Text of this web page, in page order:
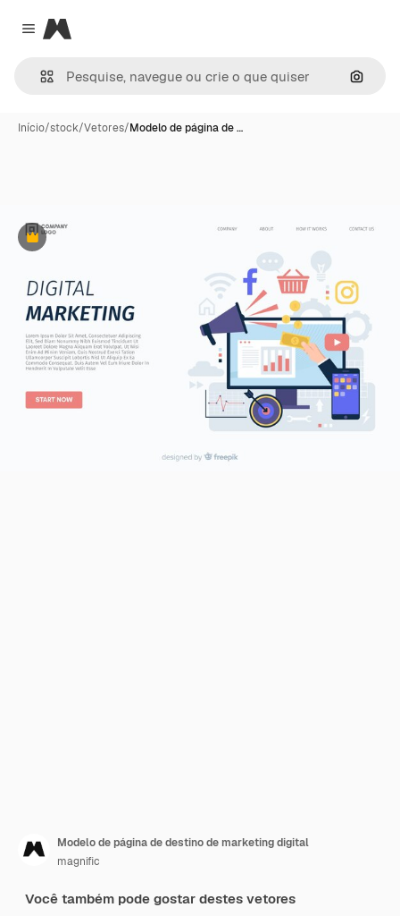
Close menu
Magnific
Início/stock/Vetores/Modelo de página de …
Premium
Modelo de página de destino de marketing digital
magnific
Você também pode gostar destes vetores